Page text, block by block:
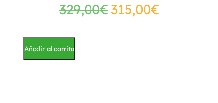
329,00€315,00€
Añadir al carrito